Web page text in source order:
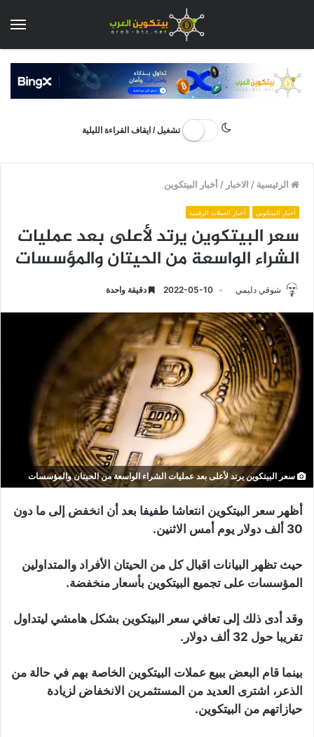
تشغيل / ايقاف القراءة الليلية
الرئيسية / الاخبار /أخبار البيتكوين
أخبار البيتكوين أخبار العملات الرقمية
سعر البيتكوين يرتد لأعلى بعد عمليات
الشراء الواسعة من الحيتان والمؤسسات
شوقي دليمي 2022-05-10 دقيقة واحدة
سعر البيتكوين يرتد لأعلى بعد عمليات الشراء الواسعة من الحيتان والمؤسسات
أظهر سعر البيتكوين انتعاشا طفيفا بعد أن انخفض إلى ما دون
30 ألف دولار يوم أمس الاثنين.
حيث تظهر البيانات اقبال كل من الحيتان الأفراد والمتداولين
المؤسسات على تجميع البيتكوين بأسعار منخفضة.
وقد أدى ذلك إلى تعافي سعر البيتكوين بشكل هامشي ليتداول
تقريبا حول 32 ألف دولار.
بينما قام البعض ببيع عملات البيتكوين الخاصة بهم في حالة من
الذعر، اشترى العديد من المستثمرين الانخفاض لزيادة
حيازاتهم من البيتكوين.